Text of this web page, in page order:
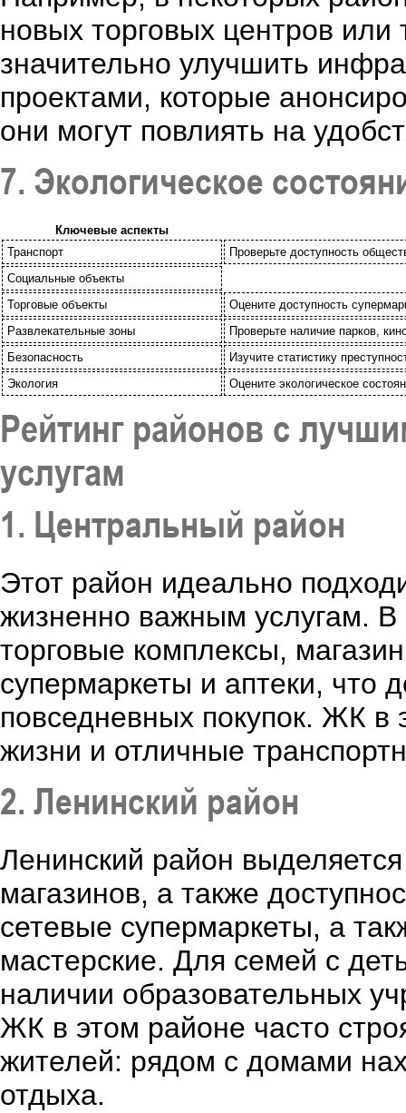
новых торговых центров или
значительно улучшить
проектами, которые
они могут повлиять на
7. Экологическое
Ключевые аспекты
Транспорт
Проверьте доступность
Социальные объекты
Торговые объекты
Оцените доступность
Развлекательные зоны
Проверьте наличие парков,
Безопасность
Изучите статистику
Экология
Оцените экологическое
Рейтинг районов с
услугам
1. Центральный район
Этот район идеально
жизненно важным услугам.
торговые комплексы,
супермаркеты и аптеки, что
повседневных покупок. ЖК в
жизни и отличные
2. Ленинский район
Ленинский район
магазинов, а также
сетевые супермаркеты, а
мастерские. Для семей с
наличии образовательных
ЖК в этом районе часто
жителей: рядом с домами
отдыха.